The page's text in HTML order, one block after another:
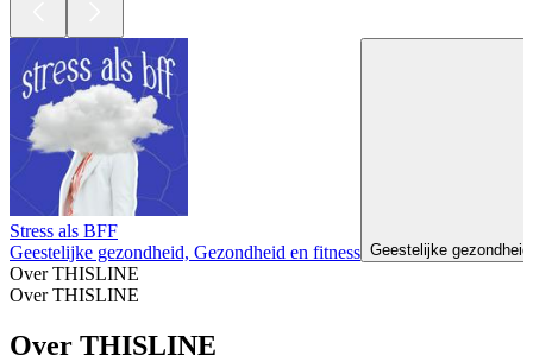
Stress als BFF
Geestelijke gezondheid, Gezondheid en fitness Geestelijke
Over THISLINE
Over THISLINE
Over THISLINE